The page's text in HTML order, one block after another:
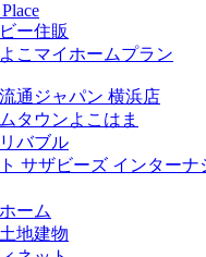
ー住販
こマイホームプラン
通ジャパン 横浜店
タウンよこはま
バブル
サザビーズ インター
ーム
地建物